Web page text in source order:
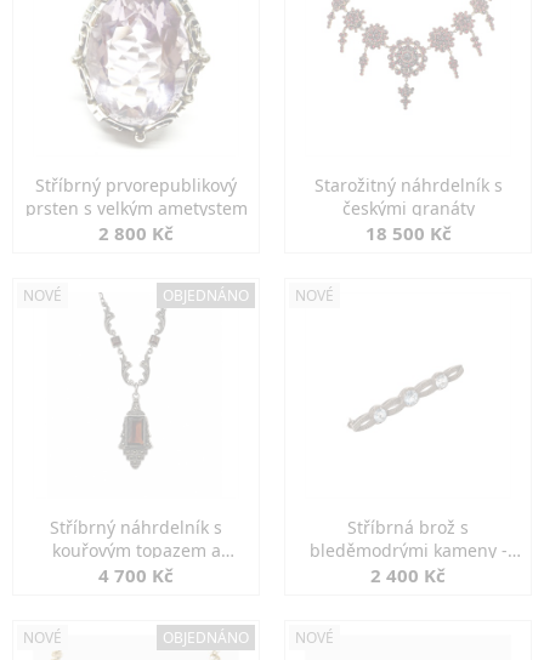
Stříbrný prvorepublikový
prsten s velkým ametystem
2 800 Kč
Starožitný náhrdelník s
českými granáty
18 500 Kč
NOVÉ OBJEDNÁNO
Stříbrný náhrdelník s
kouřovým topazem a
markazity
4 700 Kč
NOVÉ
Stříbrná brož s
bleděmodrými kameny -
jemná elegance
2 400 Kč
NOVÉ OBJEDNÁNO NOVÉ